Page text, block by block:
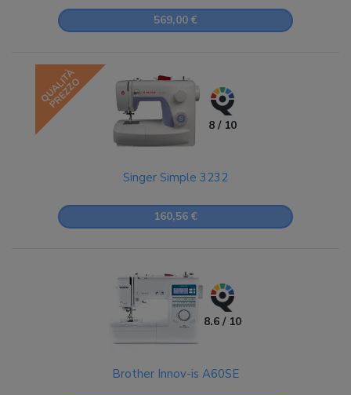
569,00 €
QUALITÀ
PREZZO
8 / 10
Singer Simple 3232
160,56 €
8.6 / 10
Brother Innov-is A60SE